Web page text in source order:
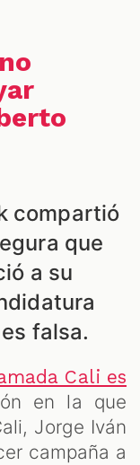
compartió
que
a su
falsa.
Cali es
en la que
Jorge Iván
campaña a